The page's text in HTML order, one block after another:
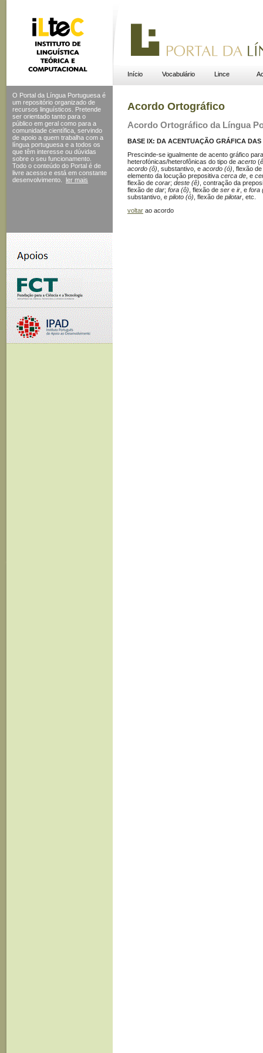
Início Vocabulário Lince
O Portal da Língua Portuguesa é
um repositório organizado de
recursos linguísticos. Pretende
ser orientado tanto para o
público em geral como para a
comunidade científica, servindo
de apoio a quem trabalha com a
língua portuguesa e a todos os
que têm interesse ou dúvidas
sobre o seu funcionamento.
Todo o conteúdo do Portal é de
livre acesso e está em constante
desenvolvimento.
ler mais
Acordo Ortográfico
Acordo Ortográfico da Língua
BASE IX: DA ACENTUAÇÃO GRÁFICA DAS
Prescinde-se igualmente de acento gráfico
heterofónicas/heterofônicas do tipo de acerto (ê
acordo (ô) , substantivo, e acordo (ó) , flexão de
elemento da locução prepositiva cerca de , e
flexão de corar; deste (ê) , contração da
flexão de dar; fora (ô) , flexão de ser e ir , e fora
substantivo, e piloto (ó) , flexão de pilotar , etc.
voltar ao acordo